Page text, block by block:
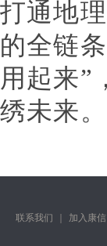
打通地
的全链
用起来”
绣未来。
联系我们 加入康信